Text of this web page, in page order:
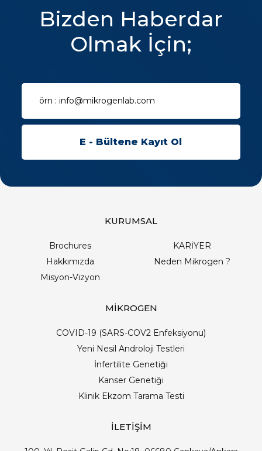
Bizden Haberdar
Olmak İçin;
KURUMSAL
Brochures
KARİYER
Hakkımızda
Neden Mikrogen ?
Misyon-Vizyon
MİKROGEN
COVID-19 (SARS-COV2 Enfeksiyonu)
Yeni Nesil Androloji Testleri
İnfertilite Genetiği
Kanser Genetiği
Klinik Ekzom Tarama Testi
İLETİŞİM